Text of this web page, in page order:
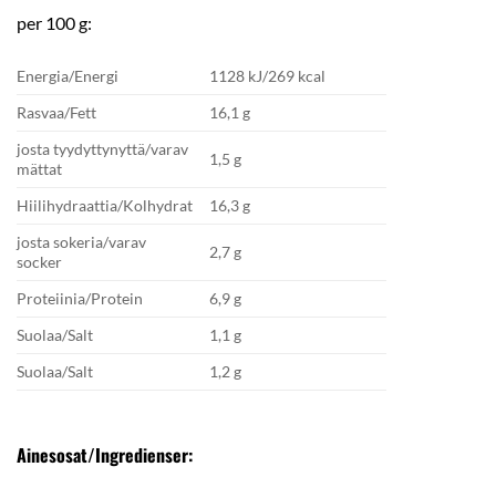
per 100 g:
Energia/Energi
1128 kJ/269 kcal
Rasvaa/Fett
16,1 g
josta tyydyttynyttä/varav
mättat
1,5 g
Hiilihydraattia/Kolhydrat
16,3 g
josta sokeria/varav
socker
2,7 g
Proteiinia/Protein
6,9 g
Suolaa/Salt
1,1 g
Suolaa/Salt
1,2 g
Ainesosat/Ingredienser: